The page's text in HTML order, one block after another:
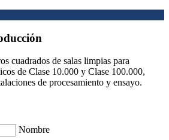
cuadrados de salas limpias para
de Clase 10.000 y Clase 100.000,
de procesamiento y ensayo.
Nombre